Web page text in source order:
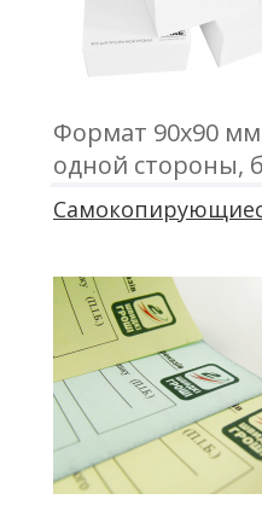
Формат 90х90
одной стороны,
г\м2, 500 листов
по торцу